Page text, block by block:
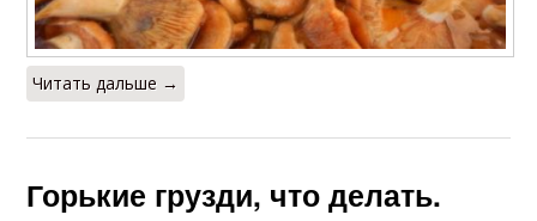
Читать дальше →
Горькие грузди, что делать.